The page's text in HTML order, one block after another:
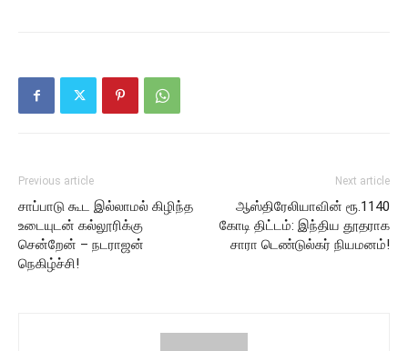
Previous article
சாப்பாடு கூட இல்லாமல் கிழிந்த
உடையுடன் கல்லூரிக்கு
சென்றேன் – நடராஜன்
நெகிழ்ச்சி!
Next article
ஆஸ்திரேலியாவின் ரூ.1140
கோடி திட்டம்: இந்திய தூதராக
சாரா டெண்டுல்கர் நியமனம்!